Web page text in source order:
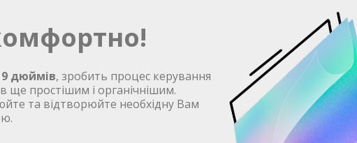
9 дюймів, зробить процес керування
ще простішим і органічнішим.
та відтворюйте необхідну Вам